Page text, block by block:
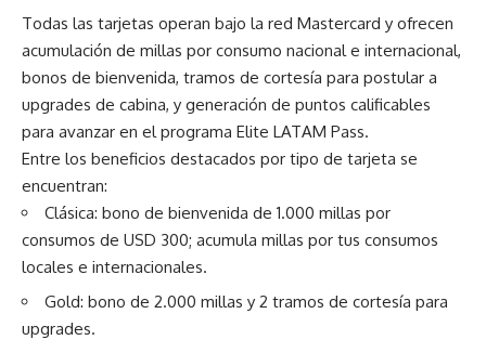
Todas las tarjetas operan bajo la red Mastercard y ofrecen
acumulación de millas por consumo nacional e internacional,
bonos de bienvenida, tramos de cortesía para postular a
upgrades de cabina, y generación de puntos calificables
para avanzar en el programa Elite LATAM Pass.
Entre los beneficios destacados por tipo de tarjeta se
encuentran:
Clásica: bono de bienvenida de 1.000 millas por
consumos de USD 300; acumula millas por tus consumos
locales e internacionales.
Gold: bono de 2.000 millas y 2 tramos de cortesía para
upgrades.